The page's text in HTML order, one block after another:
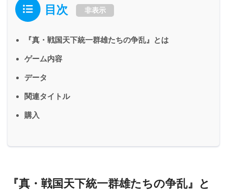
目次 非表示
『真・戦国天下統一群雄たちの争乱』とは
ゲーム内容
データ
関連タイトル
購入
『真・戦国天下統一群雄たちの争乱』と